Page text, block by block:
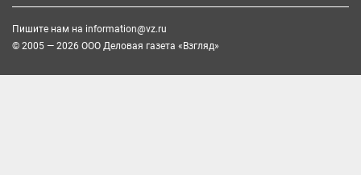
Пишите нам на information@vz.ru
© 2005 — 2026 ООО Деловая газета «Взгляд»